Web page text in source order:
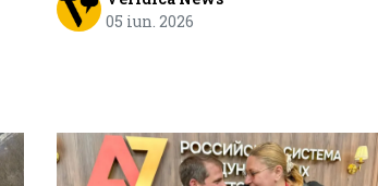
05 iun. 2026